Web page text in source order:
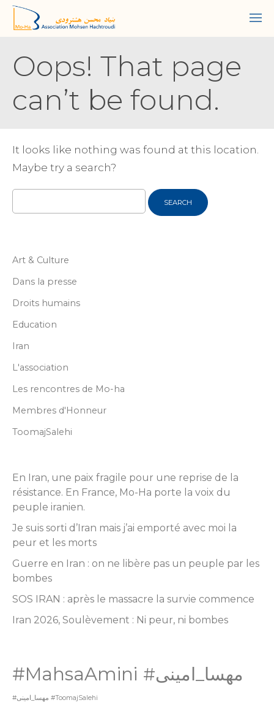
Oops! That page
can’t be found.
It looks like nothing was found at this location.
Maybe try a search?
for:
Art & Culture
Dans la presse
Droits humains
Education
Iran
L'association
Les rencontres de Mo-ha
Membres d'Honneur
ToomajSalehi
En Iran, une paix fragile pour une reprise de la
résistance. En France, Mo-Ha porte la voix du
peuple iranien.
Je suis sorti d’Iran mais j’ai emporté avec moi la
peur et les morts
Guerre en Iran : on ne libère pas un peuple par les
bombes
SOS IRAN : après le massacre la survie commence
Iran 2026, Soulèvement : Ni peur, ni bombes
#MahsaAmini #مهسا_امینی
#مهسا_امینی #ToomajSalehi